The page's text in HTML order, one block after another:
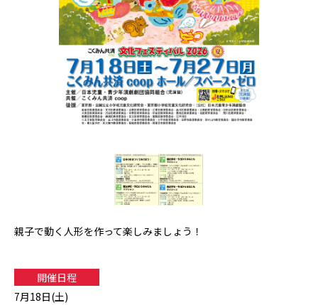
親子で動く人形を作って楽しみましょう！
開催日程
7月18日(土)